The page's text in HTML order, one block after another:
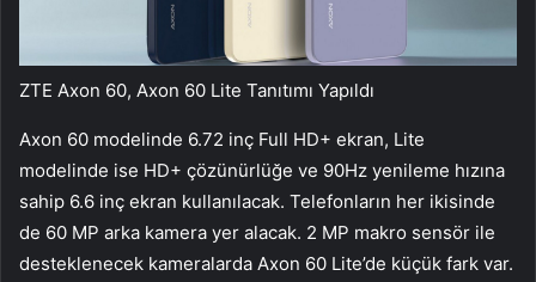
ZTE Axon 60, Axon 60 Lite Tanıtımı Yapıldı
Axon 60 modelinde 6.72 inç Full HD+ ekran, Lite
modelinde ise HD+ çözünürlüğe ve 90Hz yenileme hızına
sahip 6.6 inç ekran kullanılacak. Telefonların her ikisinde
de 60 MP arka kamera yer alacak. 2 MP makro sensör ile
desteklenecek kameralarda Axon 60 Lite’de küçük fark var.